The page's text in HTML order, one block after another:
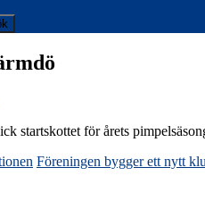
startskottet för årets
Föreningen bygger ett nytt